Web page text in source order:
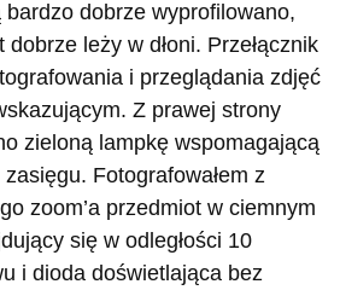
dobrze wyprofilowano,
leży w dłoni. Przełącznik
i przeglądania zdjęć
Z prawej strony
zieloną lampkę wspomagającą
Fotografowałem z
zoom’a przedmiot w ciemnym
się w odległości 10
i dioda doświetlająca bez